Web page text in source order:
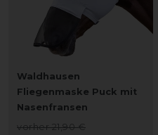
Waldhausen
Fliegenmaske Puck mit
Nasenfransen
vorher 21,90 €